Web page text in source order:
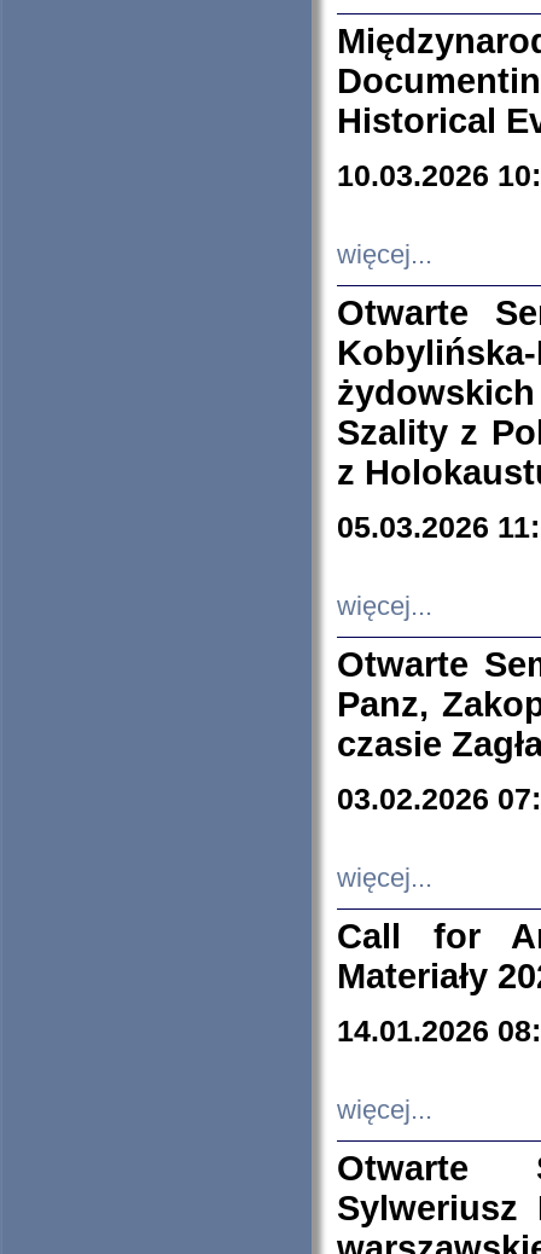
Historical
10.03.2026
więcej...
Otwarte
Szality z
z
05.03.2026
więcej...
Otwarte
Panz,
czasie
03.02.2026
więcej...
Call for
Materiały
14.01.2026
więcej...
Otwarte
Sylweriusz